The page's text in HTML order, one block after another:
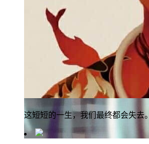
这短短的一生，我们最终都会失去。